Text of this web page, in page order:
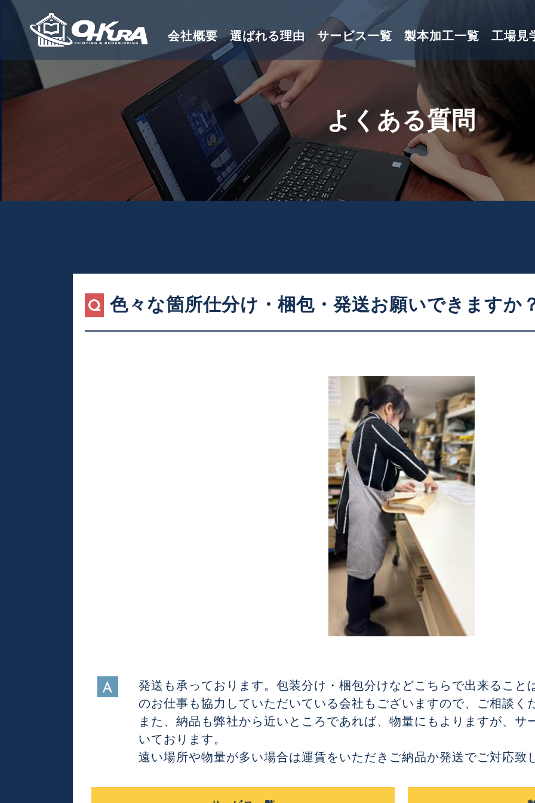
よくある質問
会社概要 選ばれる理由 サービス一覧 製本加工一覧 工場見
色々な箇所仕分け・梱包・発送お願いできますか
A
発送も承っております。包装分け・梱包分けなどこちらで出来ること
のお仕事も協力していただいている会社もございますので、ご相談く
また、納品も弊社から近いところであれば、物量にもよりますが、サ
いております。
遠い場所や物量が多い場合は運賃をいただきご納品か発送でご対応致